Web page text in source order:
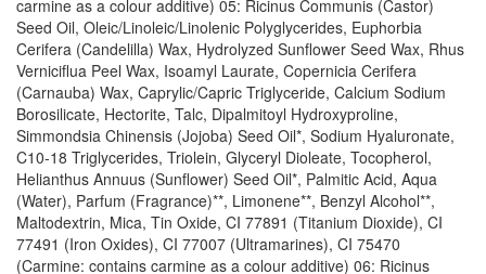
carmine as a colour additive) 05: Ricinus Communis (Castor)
Seed Oil, Oleic/Linoleic/Linolenic Polyglycerides, Euphorbia
Cerifera (Candelilla) Wax, Hydrolyzed Sunflower Seed Wax, Rhus
Verniciflua Peel Wax, Isoamyl Laurate, Copernicia Cerifera
(Carnauba) Wax, Caprylic/Capric Triglyceride, Calcium Sodium
Borosilicate, Hectorite, Talc, Dipalmitoyl Hydroxyproline,
Simmondsia Chinensis (Jojoba) Seed Oil*, Sodium Hyaluronate,
C10-18 Triglycerides, Triolein, Glyceryl Dioleate, Tocopherol,
Helianthus Annuus (Sunflower) Seed Oil*, Palmitic Acid, Aqua
(Water), Parfum (Fragrance)**, Limonene**, Benzyl Alcohol**,
Maltodextrin, Mica, Tin Oxide, CI 77891 (Titanium Dioxide), CI
77491 (Iron Oxides), CI 77007 (Ultramarines), CI 75470
(Carmine: contains carmine as a colour additive) 06: Ricinus